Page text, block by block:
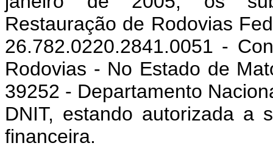
Restauração de Rodovias
26.782.0220.2841.0051 -
Rodovias - No Estado de
39252 - Departamento
DNIT, estando autorizada a
financeira.